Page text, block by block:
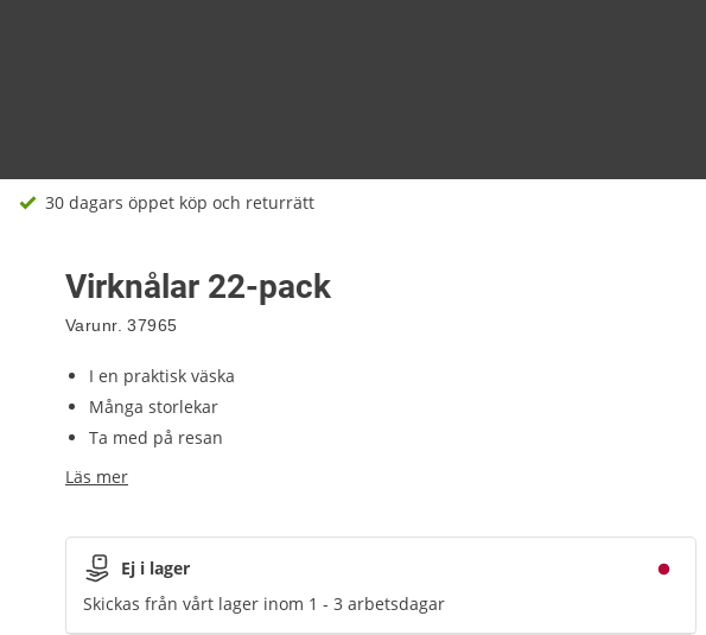
30 dagars öppet köp och returrätt
Virknålar 22-pack
Varunr. 37965
I en praktisk väska
Många storlekar
Ta med på resan
Läs mer
Ej i lager
Skickas från vårt lager inom 1 - 3 arbetsdagar